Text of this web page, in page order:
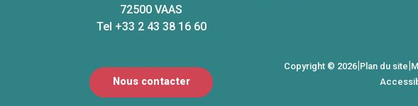
72500 VAAS
Tel +33 2 43 38 16 60
Nous contacter
Copyright © 2026|Plan du site|